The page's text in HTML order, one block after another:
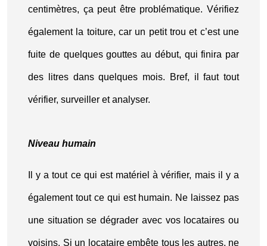
centimètres, ça peut être problématique. Vérifiez
également la toiture, car un petit trou et c’est une
fuite de quelques gouttes au début, qui finira par
des litres dans quelques mois. Bref, il faut tout
vérifier, surveiller et analyser.
Niveau humain
Il y a tout ce qui est matériel à vérifier, mais il y a
également tout ce qui est humain. Ne laissez pas
une situation se dégrader avec vos locataires ou
voisins. Si un locataire embête tous les autres, ne